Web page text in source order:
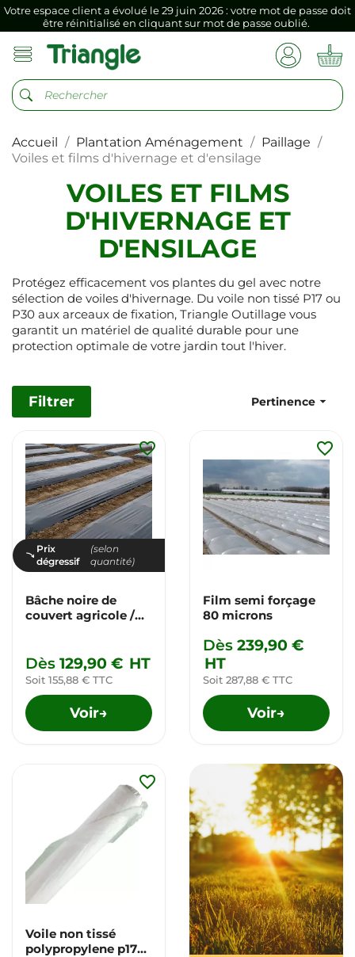
Votre espace client a évolué le 29 juin 2026 : votre mot de passe doit
être réinitialisé en cliquant sur mot de passe oublié.
Si vous aviez mémorisé votre précédent mot de passe dans votre
navigateur internet, il doit être réenregistré à la première connexion
Votre espace client a évolué le 29 juin 2026 : votre mot de passe doit
être réinitialisé en cliquant sur mot de passe oublié.
Si vous aviez mémorisé votre précédent mot de passe dans votre
navigateur internet, il doit être réenregistré à la première connexion
vers votre nouvel espace client.
Accueil Plantation Aménagement
Paillage
Voiles et films d'hivernage et d'ensilage
VOILES ET FILMS
D'HIVERNAGE ET
D'ENSILAGE
Protégez efficacement vos plantes du gel avec notre
sélection de voiles d'hivernage. Du voile non tissé P17 ou
P30 aux arceaux de fixation, Triangle Outillage vous
garantit un matériel de qualité durable pour une
protection optimale de votre jardin tout l'hiver.
Filtrer Pertinence
Prix
dégressif
(selon
quantité)
Bâche noire de
couvert agricole /
Dès 129,90 € HT
Soit 155,88 € TTC
Voir→
favorite_border
Film semi forçage
80 microns
Dès 239,90 €
HT
Soit 287,88 € TTC
Voir→
favorite_border
Voile non tissé
polypropylene p17
favorite_border